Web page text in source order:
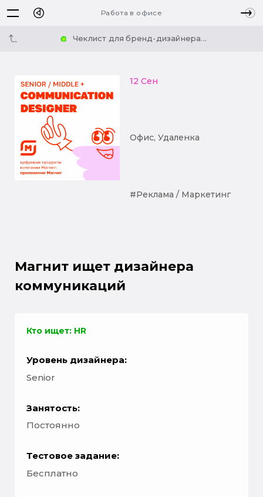
Работа в офисе
Чеклист для бренд-дизайнера...
12 Сен
Офис, Удаленка
#Реклама / Маркетинг
Магнит ищет дизайнера
коммуникаций
Кто ищет: HR
Уровень дизайнера:
Senior
Занятость:
Постоянно
Тестовое задание:
Бесплатно